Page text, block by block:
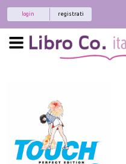
registrati
login